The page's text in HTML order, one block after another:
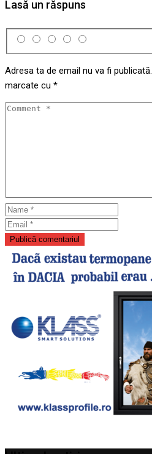
Lasă un răspuns
Adresa ta de email nu va fi publicată.
marcate cu *